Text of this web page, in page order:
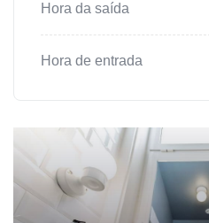
Hora da saída
Hora de entrada